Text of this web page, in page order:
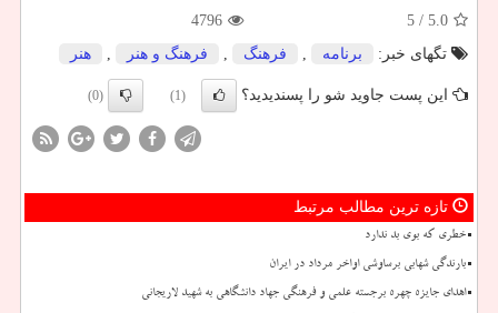
5.0
/ 5
4796
تگهای خبر:
برنامه , فرهنگ , فرهنگ و هنر , هنر
این پست جاوید شو را پسندیدید؟ (1)
(0)
تازه ترین مطالب مرتبط
خطری که بوی بد ندارد
بارندگی شهابی برساوشی اواخر مرداد در ایران
اهدای جایزه چهره برجسته علمی و فرهنگی جهاد دانشگاهی به شهید لاریجانی